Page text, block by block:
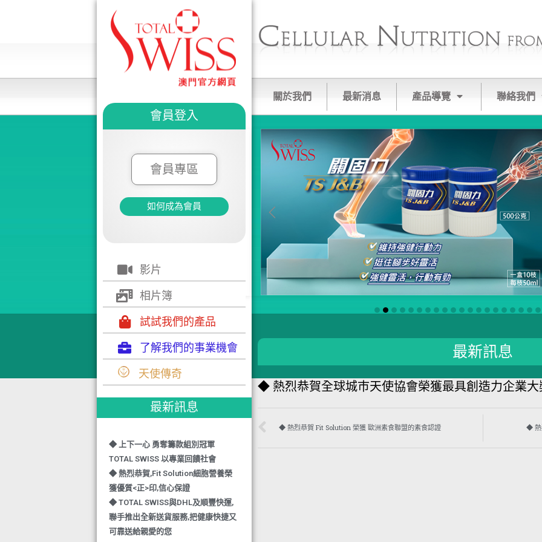
會員登入
會員專區
如何成為會員
影片
相片簿
試試我們的產品
了解我們的事業機會
天使傳奇
最新訊息
◆ TOTAL SWISS 勇奪 亞洲知識管理
◆ 熱烈恭賀-TOTAL SWISS 1日連奪2
獎,中銀香港環保優秀企業證書及星級
◆ 上下一心 勇奪籌款組別冠軍
TOTAL SWISS 以專業回饋社會
◆ 熱烈恭賀,Fit Solution細胞營養榮
獲優質<正>印,信心保證
◆ TOTAL SWISS與DHL及順豐快運,
聯手推出全新送貨服務,把健康快捷又
可靠送給親愛的您
關於我們 最新消息 產品導覽 聯絡我們
最新訊息
◆ 熱烈恭賀全球城巿天使協會榮獲最具創造力企業大
◆ 熱烈恭賀 Fit Solution 榮獲 歐洲素食聯盟的素食認證 ◆ 熱